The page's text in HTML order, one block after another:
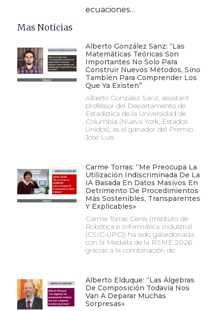
ecuaciones…
Mas Noticias
Alberto González Sanz: “Las
Matemáticas Teóricas Son
Importantes No Solo Para
Construir Nuevos Métodos, Sino
También Para Comprender Los
Que Ya Existen”
Alberto González Sanz, assistant
professor del Departamento de
Estadística de la Universidad de
Columbia (Nueva York, Estados
Unidos), es el ganador del Premio
José Luis
Carme Torras: “Me Preocupa La
Utilización Indiscriminada De La
IA Basada En Datos Masivos En
Detrimento De Procedimientos
Más Sostenibles, Transparentes
Y Explicables»
Carme Torras Genís (Instituto de
Robótica e Informática Industrial
(CSIC-UPC)) ha sido galardonada
con la Medalla de la RSME 2026
gracias a la combinación de
Alberto Elduque: “Las Álgebras
De Composición Todavía Nos
Van A Deparar Muchas
Sorpresas»